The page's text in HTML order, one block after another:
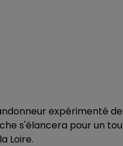
expérimenté
s'élancera pour un
Loire.